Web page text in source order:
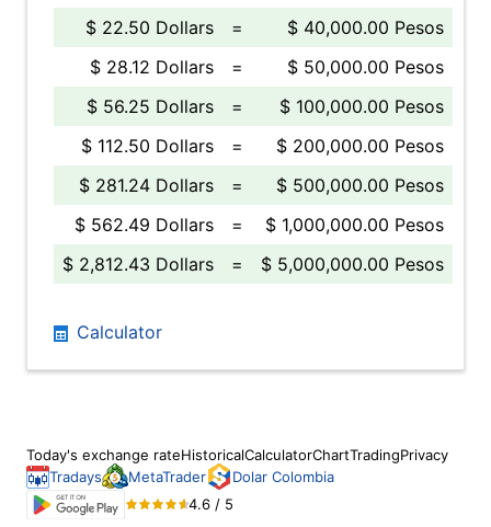
$ 22.50 Dollars
=
$ 40,000.00 Pesos
$ 28.12 Dollars
=
$ 50,000.00 Pesos
$ 56.25 Dollars
=
$ 100,000.00 Pesos
$ 112.50 Dollars
=
$ 200,000.00 Pesos
$ 281.24 Dollars
=
$ 500,000.00 Pesos
$ 562.49 Dollars
=
$ 1,000,000.00 Pesos
$ 2,812.43 Dollars
= $ 5,000,000.00 Pesos
Calculator
Today's exchange rateHistoricalCalculatorChartTradingPrivacy
Tradays
MetaTrader
Dolar Colombia
4.6 / 5